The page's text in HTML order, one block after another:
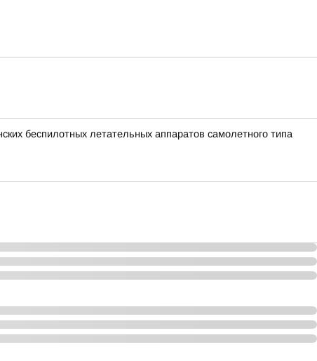
беспилотных летательных аппаратов самолетного типа